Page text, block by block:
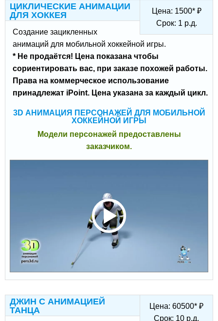
Цена: 1500* ₽
Срок: 1 р.д.
ЦИКЛИЧЕСКИЕ АНИМАЦИИ
ДЛЯ ХОККЕЯ
Создание зацикленных
анимаций для мобильной хоккейной игры.
* Не продаётся! Цена показана чтобы
сориентировать вас, при заказе похожей работы.
Права на коммерческое использование
принадлежат iPoint. Цена указана за каждый цикл.
3D АНИМАЦИЯ ПЕРСОНАЖЕЙ ДЛЯ МОБИЛЬНОЙ
ХОККЕЙНОЙ ИГРЫ
Модели персонажей предоставлены
заказчиком.
Цена: 60500* ₽
Срок: 10 р.д.
ДЖИН С АНИМАЦИЕЙ
ТАНЦА